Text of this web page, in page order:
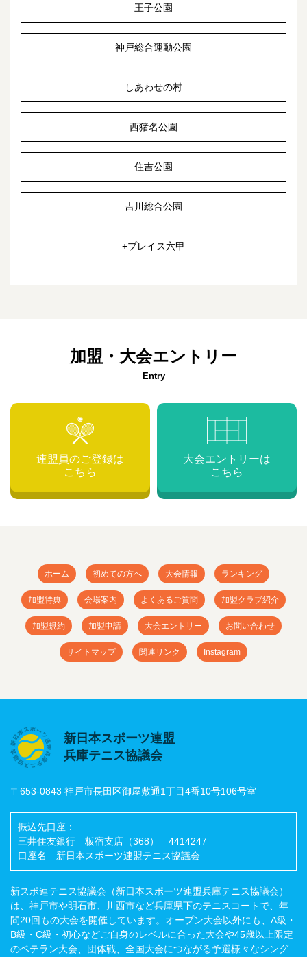
王子公園
神戸総合運動公園
しあわせの村
西猪名公園
住吉公園
吉川総合公園
+プレイス六甲
加盟・大会エントリー
Entry
連盟員のご登録は
こちら
大会エントリーは
こちら
ホーム 初めての方へ 大会情報 ランキング
加盟特典 会場案内 よくあるご質問 加盟クラブ紹介
加盟規約 加盟申請 大会エントリー お問い合わせ
サイトマップ 関連リンク Instagram
新日本スポーツ連盟
兵庫テニス協議会
〒653-0843 神戸市長田区御屋敷通1丁目4番10号106号室
振込先口座：
三井住友銀行 板宿支店（368） 4414247
口座名 新日本スポーツ連盟テニス協議会
新スポ連テニス協議会（新日本スポーツ連盟兵庫テニス協議会）
は、神戸市や明石市、川西市など兵庫県下のテニスコートで、年
間20回もの大会を開催しています。オープン大会以外にも、A級・
B級・C級・初心などご自身のレベルに合った大会や45歳以上限定
のベテラン大会、団体戦、全国大会につながる予選様々なシング